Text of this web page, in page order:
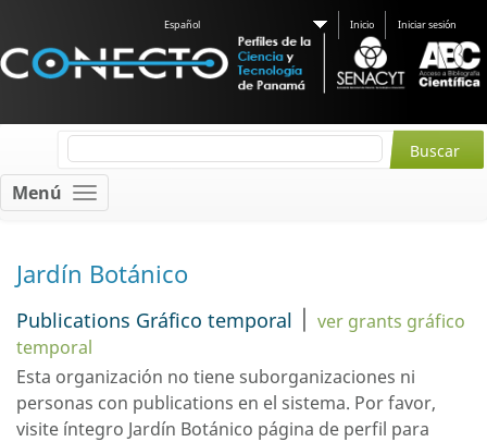
Español Inicio Iniciar sesión
Menú
Jardín Botánico
Publications Gráfico temporal | ver grants gráfico
temporal
Esta organización no tiene suborganizaciones ni
personas con publications en el sistema. Por favor,
visite íntegro Jardín Botánico página de perfil para